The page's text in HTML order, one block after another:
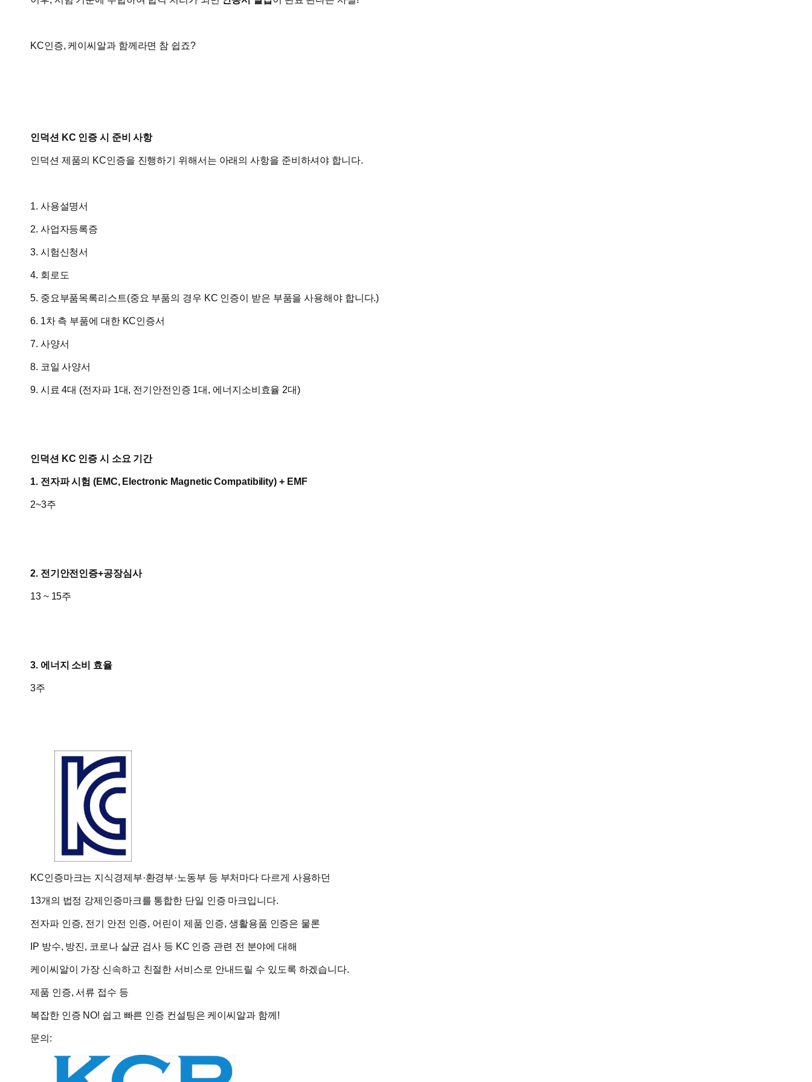
KC인증, 케이씨알과 함께라면 참 쉽죠?
인덕션 KC 인증 시 준비 사항
인덕션 제품의 KC인증을 진행하기 위해서는 아래의 사항을 준비하셔야 합니다.
1. 사용설명서
​2. 사업자등록증
3. 시험신청서
4. 회로도
5. 중요부품목록리스트(중요 부품의 경우 KC 인증이 받은 부품을 사용해야 합니다.)
6. 1차 측 부품에 대한 KC인증서
7. 사양서
8. 코일 사양서
9. 시료 4대 (전자파 1대, 전기안전인증 1대, 에너지소비효율 2대)
인덕션 KC 인증 시 소요 기간
1. 전자파 시험 (EMC, Electronic Magnetic Compatibility) + EMF
2~3주
2. 전기안전인증+공장심사
​​13 ~ 15주
​3. 에너지 소비 효율
​3주
KC인증마크는 지식경제부·환경부·노동부 등 부처마다 다르게 사용하던
13개의 법정 강제인증마크를 통합한 단일 인증 마크입니다.
전자파 인증, 전기 안전 인증, 어린이 제품 인증, 생활용품 인증은 물론
IP 방수, 방진, 코로나 살균 검사 등 KC 인증 관련 전 분야에 대해
케이씨알이 가장 신속하고 친절한 서비스로 안내드릴 수 있도록 하겠습니다.
제품 인증, 서류 접수 등
복잡한 인증 NO! 쉽고 빠른 인증 컨설팅은 케이씨알과 함께!
문의: